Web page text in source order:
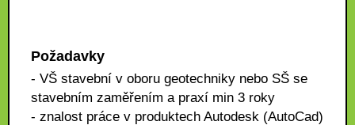
Požadavky
- VŠ stavební v oboru geotechniky nebo SŠ se
stavebním zaměřením a praxí min 3 roky
- znalost práce v produktech Autodesk (AutoCad)